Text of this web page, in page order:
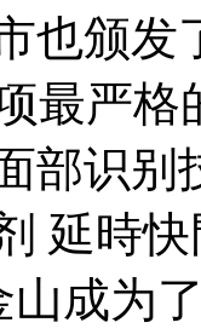
也颁
最严
部识别
延時
山成为